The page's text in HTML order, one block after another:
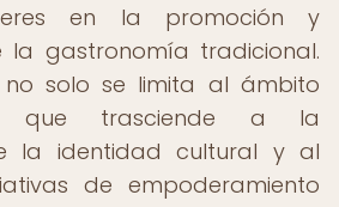
en la promoción y
la gastronomía tradicional.
no solo se limita al ámbito
que trasciende a la
la identidad cultural y al
de empoderamiento